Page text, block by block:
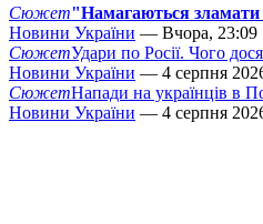
Сюжет"Намагаються зламати
Новини України — Вчора, 23:09
СюжетУдари по Росії. Чого
Новини України — 4 серпня
СюжетНапади на українців в
Новини України — 4 серпня